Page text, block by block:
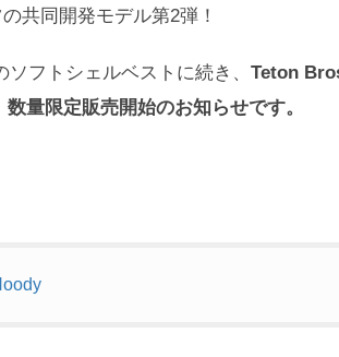
共同開発モデル第2弾！
フトシェルベストに続き、 Teton
量限定販売開始のお知らせです。